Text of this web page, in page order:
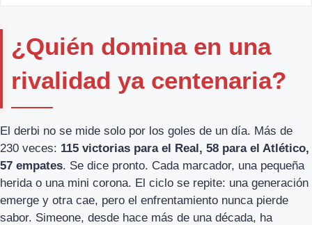
¿Quién domina en una
rivalidad ya centenaria?
El derbi no se mide solo por los goles de un día. Más de
230 veces: 115 victorias para el Real, 58 para el Atlético,
57 empates. Se dice pronto. Cada marcador, una pequeña
herida o una mini corona. El ciclo se repite: una generación
emerge y otra cae, pero el enfrentamiento nunca pierde
sabor. Simeone, desde hace más de una década, ha